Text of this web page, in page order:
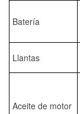
Batería
Llantas
Aceite de motor